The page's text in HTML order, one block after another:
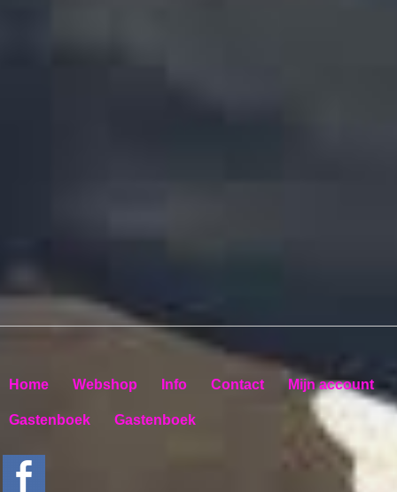
Home Webshop Info Contact Mijn account
Gastenboek Gastenboek